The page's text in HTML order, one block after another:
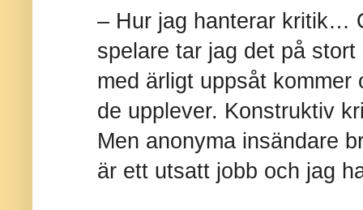
– Hur jag hanterar kritik…
spelare tar jag det på
med ärligt uppsåt
de upplever. Konstruktiv
Men anonyma insändare
är ett utsatt jobb och jag